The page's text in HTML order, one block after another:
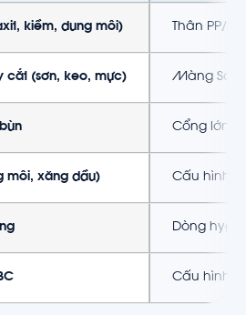
kiềm, dung môi) Thân PP/
cắt (sơn, keo, mực) Màng
Cổng lớn
môi, xăng dầu) Cấu hình
Dòng
Cấu hình